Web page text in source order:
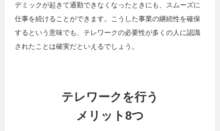
デミックが起きて通勤できなくなったときにも、スムーズに
仕事を続けることができます。こうした事業の継続性を確保
するという意味でも、テレワークの必要性が多くの人に認識
されたことは確実だといえるでしょう。
テレワークを行う
メリット8つ